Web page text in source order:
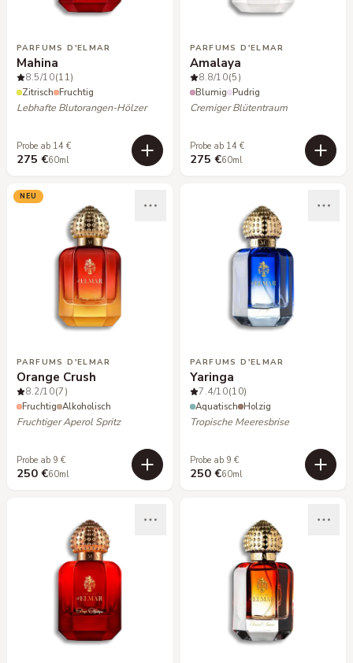
PARFUMS D'ELMAR
Mahina
8.5/10(11)
Zitrisch Fruchtig
Lebhafte Blutorangen-Hölzer
Probe ab 14 €
275 €60ml
PARFUMS D'ELMAR
Amalaya
8.8/10(5)
Blumig Pudrig
Cremiger Blütentraum
Probe ab 14 €
275 €60ml
NEU
PARFUMS D'ELMAR
Orange Crush
8.2/10(7)
Fruchtig Alkoholisch
Fruchtiger Aperol Spritz
Probe ab 9 €
250 €60ml
PARFUMS D'ELMAR
Yaringa
7.4/10(10)
Aquatisch Holzig
Tropische Meeresbrise
Probe ab 9 €
250 €60ml